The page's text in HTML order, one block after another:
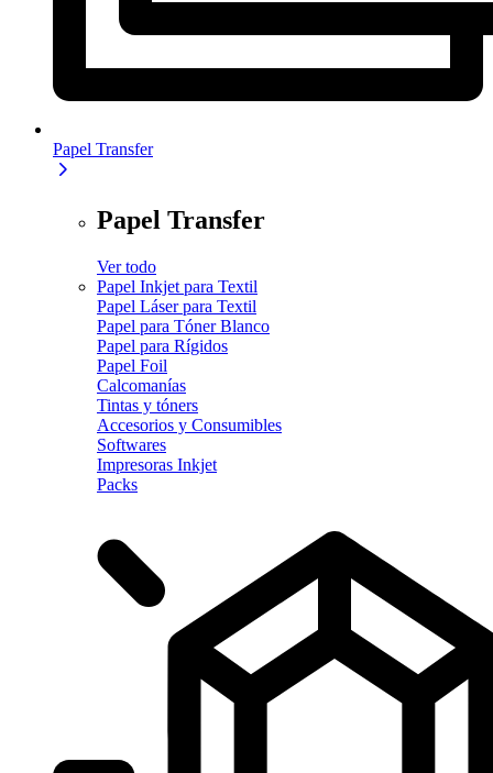
Papel Transfer
Papel Transfer
Ver todo
Papel Inkjet para Textil
Papel Láser para Textil
Papel para Tóner Blanco
Papel para Rígidos
Papel Foil
Calcomanías
Tintas y tóners
Accesorios y Consumibles
Softwares
Impresoras Inkjet
Packs